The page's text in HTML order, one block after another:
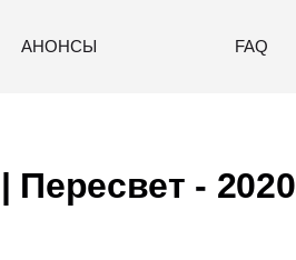
АНОНСЫ FAQ
Пересвет - 2020